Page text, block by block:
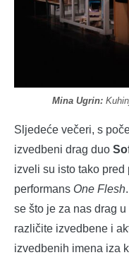
Mina Ugrin:
Sljedeće večeri, s
izvedbeni drag duo
izveli su isto tako pred
performans One Flesh
se što je za nas drag
različite izvedbene i
izvedbenih imena iza